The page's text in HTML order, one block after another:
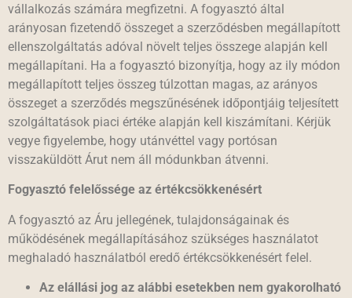
vállalkozás számára megfizetni. A fogyasztó által
arányosan fizetendő összeget a szerződésben megállapított
ellenszolgáltatás adóval növelt teljes összege alapján kell
megállapítani. Ha a fogyasztó bizonyítja, hogy az ily módon
megállapított teljes összeg túlzottan magas, az arányos
összeget a szerződés megszűnésének időpontjáig teljesített
szolgáltatások piaci értéke alapján kell kiszámítani. Kérjük
vegye figyelembe, hogy utánvéttel vagy portósan
visszaküldött Árut nem áll módunkban átvenni.
Fogyasztó felelőssége az értékcsökkenésért
A fogyasztó az Áru jellegének, tulajdonságainak és
működésének megállapításához szükséges használatot
meghaladó használatból eredő értékcsökkenésért felel.
Az elállási jog az alábbi esetekben nem gyakorolható